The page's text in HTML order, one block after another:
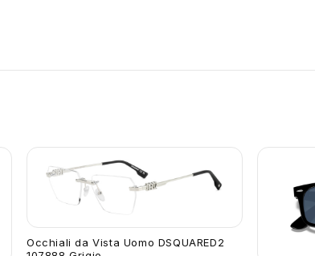
Occhiali da Vista Uomo DSQUARED2